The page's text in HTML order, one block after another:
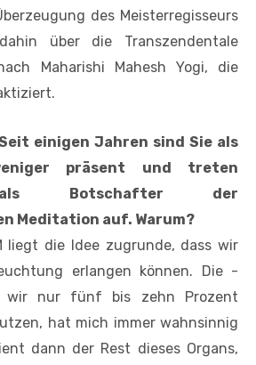
des Meisterregisseurs
über die Transzendentale
Maharishi Mahesh Yogi, die
Seit einigen Jahren sind Sie als
präsent und treten
Botschafter der
Meditation auf. Warum?
liegt die Idee ­zugrunde, dass wir
erlangen können. Die
wir nur fünf bis zehn Prozent
hat mich immer wahnsinnig
dann der Rest dieses Organs,